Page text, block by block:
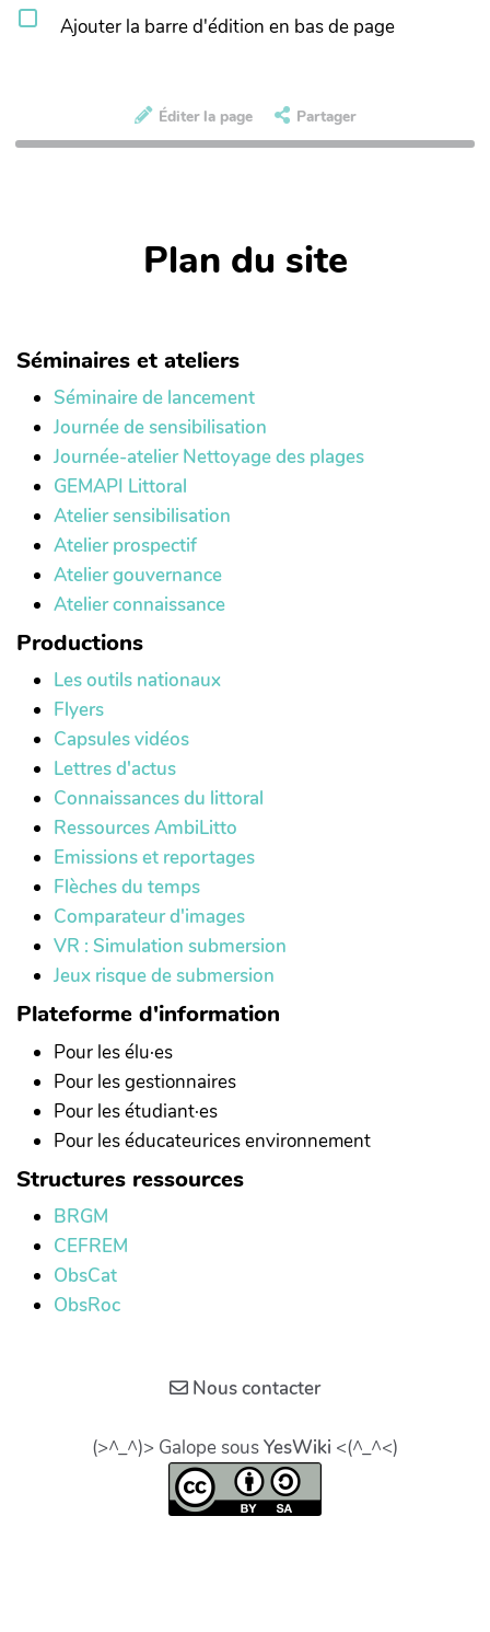
Ajouter la barre d'édition en bas de page
Éditer la page Partager
Plan du site
Séminaires et ateliers
Séminaire de lancement
Journée de sensibilisation
Journée-atelier Nettoyage des plages
GEMAPI Littoral
Atelier sensibilisation
Atelier prospectif
Atelier gouvernance
Atelier connaissance
Productions
Les outils nationaux
Flyers
Capsules vidéos
Lettres d'actus
Connaissances du littoral
Ressources AmbiLitto
Emissions et reportages
Flèches du temps
Comparateur d'images
VR : Simulation submersion
Jeux risque de submersion
Plateforme d'information
Pour les élu·es
Pour les gestionnaires
Pour les étudiant·es
Pour les éducateurices environnement
Structures ressources
BRGM
CEFREM
ObsCat
ObsRoc
Nous contacter
(>^_^)> Galope sousYesWiki <(^_^<)